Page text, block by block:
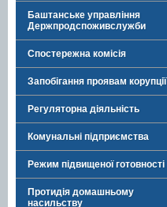
Баштанське управління
Держпродспоживслужби
Спостережна комісія
Запобігання проявам корупції
Регуляторна діяльність
Комунальні підприємства
Режим підвищеної готовності
Протидія домашньому
насильству